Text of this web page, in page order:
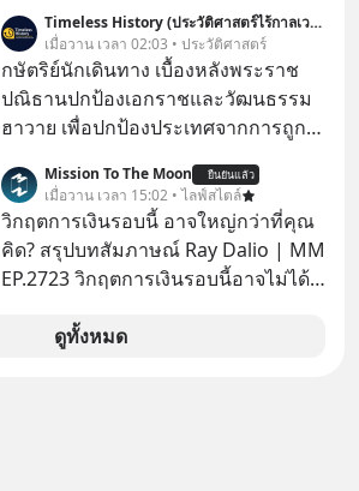
มากแค่ไหน แต่อิสรภาพ อำนาจ หรือ
การได้มีสิทธิเลือกนี้กลับสร้างความ
กังวลให้กับเรา แล้วเราจะรับมือกับ
ความกังวลนี้อย่างไร? ติดตามได้ในพอด
แคสต์ 5M EP. นี้ #goodtime
#5minutespodcast
#missiontothemoonpodcast
ของอนุภูมิภาคลุ่มแม่น้ำโขง
Timeless History (ประวัติศาสตร์ไร้กาลเวลา)
เมื่อวาน เวลา 02:03 • ประวัติศาสตร์
กษัตริย์นักเดินทาง เบื้องหลังพระราช
ปณิธานปกป้องเอกราชและวัฒนธรรม
ฮาวาย เพื่อปกป้องประเทศจากการถูก
ฮาวายไว้ “พระเจ้าคาลาคาอัวแห่ง
ฮาวาย (Kalākaua)” พระมหากษัตริย์
พระองค์สุดท้ายแห่งราชอาณาจักร
ฮาวาย ได้เสด็จพระราชดำเนินเยือนรอบ
พระองค์ทรงสร้างสัมพันธไมตรีกับ
ประเทศญี่ปุ่น ทรงหารือเรื่องการค้าใน
Mission To The Moon ยืนยันแล้ว
เมื่อวาน เวลา 15:02 • ไลฟ์สไตล์
วิกฤตการเงินรอบนี้ อาจใหญ่กว่าที่คุณ
คิด? สรุปบทสัมภาษณ์ Ray Dalio | MM
EP.2723 วิกฤตการเงินรอบนี้อาจไม่ได้
Dalio ชายผู้เคยทำนายวิกฤตเศรษฐกิจ
ดูทั้งหมด